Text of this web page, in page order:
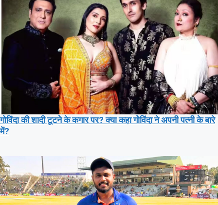
गोविंदा की शादी टूटने के कगार पर? क्या कहा गोविंदा ने अपनी पत्नी के बारे
में?